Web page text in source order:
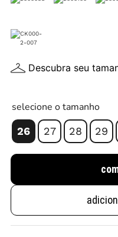
Descubra seu
selecione o tamanho
26 27 28 29